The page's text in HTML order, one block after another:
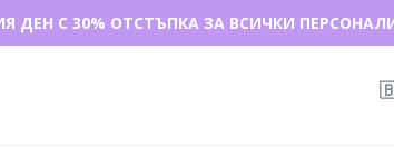
ДЕН С 30% ОТСТЪПКА ЗА ВСИЧКИ
-40% ОТСТЪПКА ЗА НАД 100